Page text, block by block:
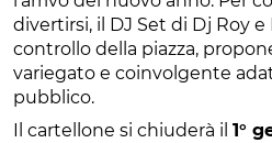
divertirsi, il DJ Set di Dj Roy e
controllo della piazza,
variegato e coinvolgente
pubblico.
Il cartellone si chiuderà il 1°